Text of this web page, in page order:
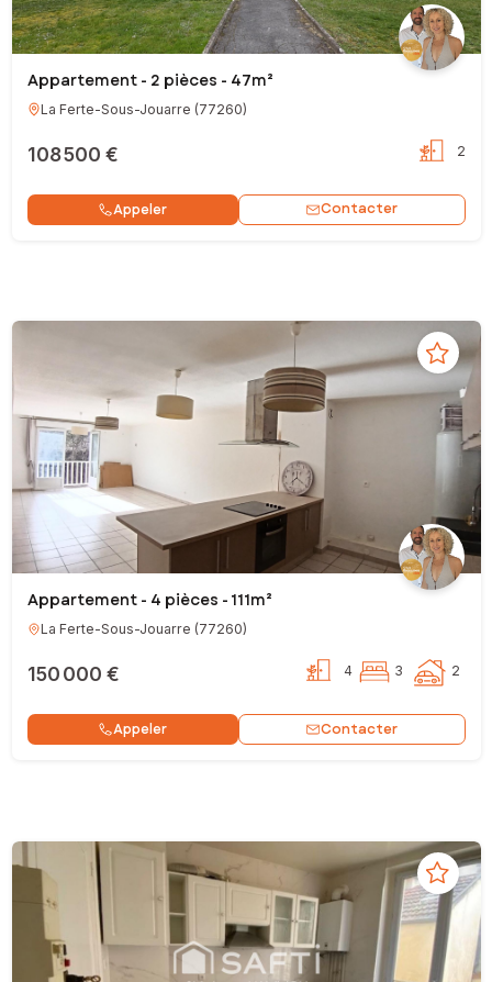
Appartement - 2 pièces - 47m²
La Ferte-Sous-Jouarre (77260)
108 500 € 2
Appeler Contacter
Appartement - 4 pièces - 111m²
La Ferte-Sous-Jouarre (77260)
150 000 € 4 3 2
Appeler Contacter